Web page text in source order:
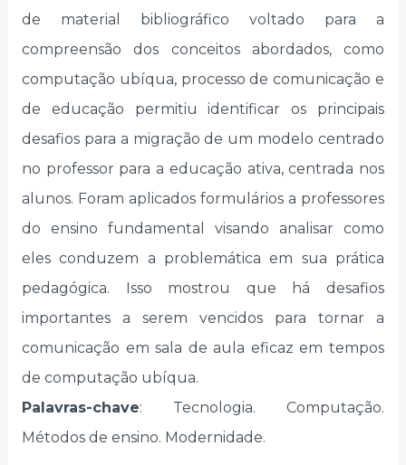
de material bibliográfico voltado para a
compreensão dos conceitos abordados, como
computação ubíqua, processo de comunicação e
de educação permitiu identificar os principais
desafios para a migração de um modelo centrado
no professor para a educação ativa, centrada nos
alunos. Foram aplicados formulários a professores
do ensino fundamental visando analisar como
eles conduzem a problemática em sua prática
pedagógica. Isso mostrou que há desafios
importantes a serem vencidos para tornar a
comunicação em sala de aula eficaz em tempos
de computação ubíqua.
Palavras-chave: Tecnologia. Computação.
Métodos de ensino. Modernidade.